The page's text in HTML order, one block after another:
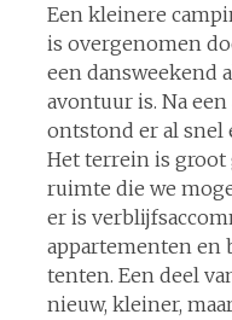
Een kleinere
is overgenomen
een dansweekend
avontuur is. Na
ontstond er al snel
Het terrein is groot
ruimte die we
er is
appartementen en
tenten. Een deel
nieuw, kleiner,